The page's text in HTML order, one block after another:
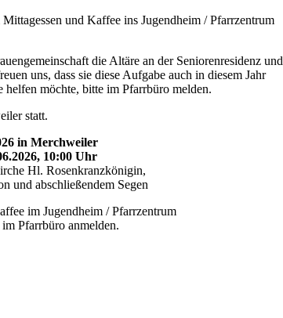
und Kaffee ins Jugendheim / Pfarrzentrum
die Altäre an der Seniorenresidenz und
uns, dass sie diese Aufgabe auch in diesem Jahr
möchte, bitte im Pfarrbüro melden.
statt.
in Merchweiler
10:00 Uhr
Hl. Rosenkranzkönigin,
und abschließendem Segen
im Jugendheim / Pfarrzentrum
im Pfarrbüro anmelden.